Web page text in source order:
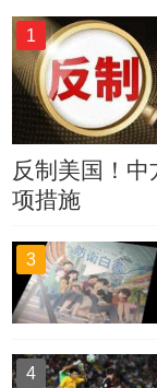
1
反制美国！中
项措施
3
4